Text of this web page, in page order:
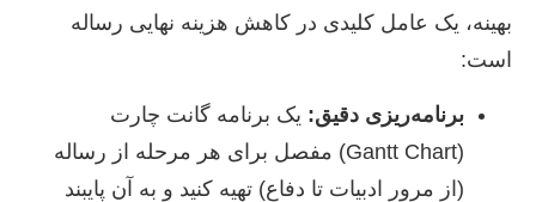
بهینه، یک عامل کلیدی در کاهش هزینه نهایی رساله
است:
برنامه‌ریزی دقیق: یک برنامه گانت چارت
(Gantt Chart) مفصل برای هر مرحله از رساله
(از مرور ادبیات تا دفاع) تهیه کنید و به آن پایبند